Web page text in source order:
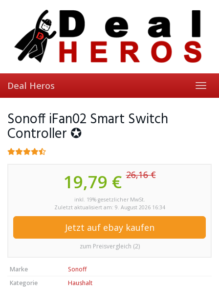
Deal Heros
Sonoff iFan02 Smart Switch
Controller ✪
19,79 €26,16 €
inkl. 19% gesetzlicher MwSt.
Zuletzt aktualisiert am: 9. August 2026 16:34
Jetzt auf ebay kaufen
zum Preisvergleich (2)
Marke
Sonoff
Kategorie
Haushalt